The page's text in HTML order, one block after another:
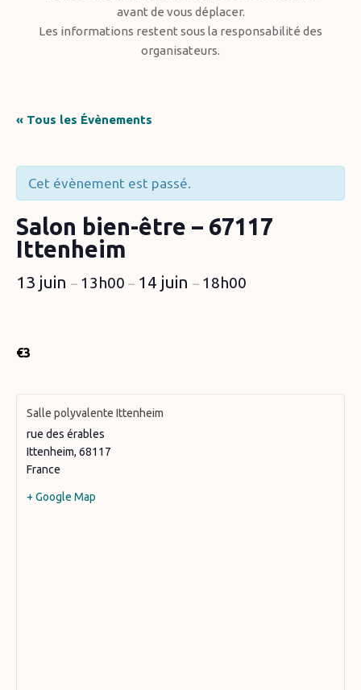
avant de vous déplacer.
Les informations restent sous la responsabilité des
organisateurs.
« Tous les Évènements
Cet évènement est passé.
Salon bien-être – 67117
Ittenheim
13 juin – 13h00 – 14 juin – 18h00
€3
Salle polyvalente Ittenheim
rue des érables
Ittenheim, 68117
France
+ Google Map